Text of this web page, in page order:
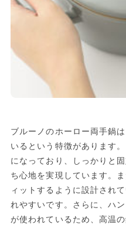
ブルーノのホーロー両手鍋
いるという特徴があります
になっており、しっかりと
ち心地を実現しています。
ィットするように設計され
れやすいです。さらに、ハ
が使われているため、高温